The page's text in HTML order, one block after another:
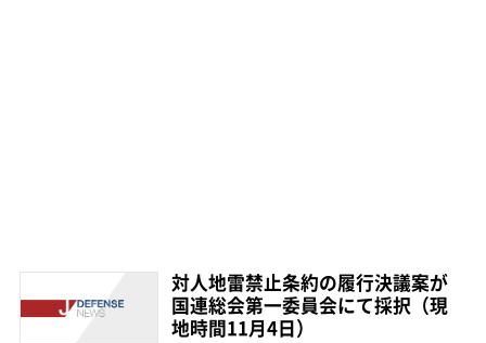
対人地雷禁止条約の履行決議案が
国連総会第一委員会にて採択（現
地時間11月4日）